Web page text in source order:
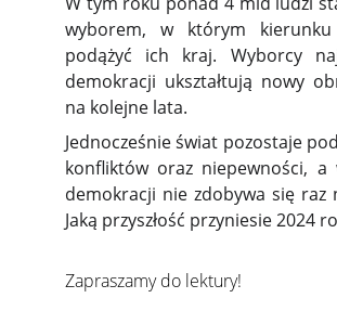
wyborem, w którym kierunku
podążyć ich kraj. Wyborcy
demokracji ukształtują nowy
na kolejne lata.
Jednocześnie świat pozostaje
konfliktów oraz niepewności, a
demokracji nie zdobywa się raz
Jaką przyszłość przyniesie 2024
Zapraszamy do lektury!